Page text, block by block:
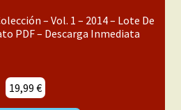
– Vol. 1 – 2014 – Lote De
PDF – Descarga Inmediata
19,99 €